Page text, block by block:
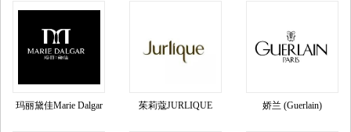
玛丽黛佳Marie Dalgar 茱莉蔻JURLIQUE 娇兰 (Guerlain)